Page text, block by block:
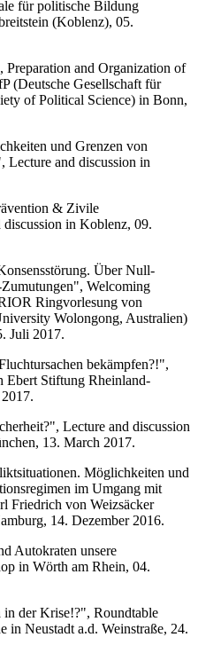
für politische Bildung
(Koblenz), 05.
and Organization of
(Deutsche Gesellschaft für
of Political Science) in Bonn,
und Grenzen von
Lecture and discussion in
& Zivile
in Koblenz, 09.
Über Null-
Welcoming
Ringvorlesung von
Wolongong, Australien)
Juli 2017.
bekämpfen?!",
Ebert Stiftung Rheinland-
Lecture and discussion
13. March 2017.
Möglichkeiten und
im Umgang mit
Friedrich von Weizsäcker
14. Dezember 2016.
Autokraten unsere
in Wörth am Rhein, 04.
in der Krise!?", Roundtable
in Neustadt a.d. Weinstraße, 24.